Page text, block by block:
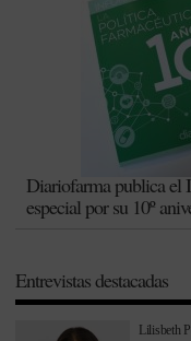
Diariofarma publica el
especial por su 10º
Entrevistas destacadas
Lilisbeth